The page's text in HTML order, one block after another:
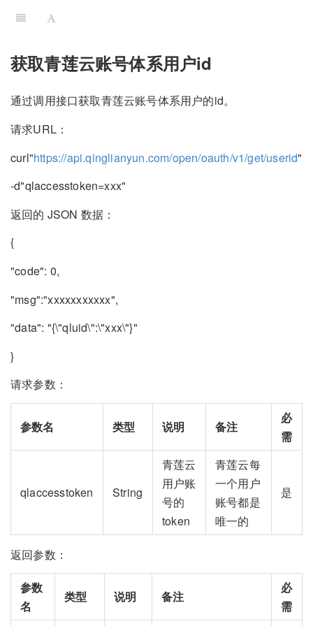
获取青莲云账号体系用户id
通过调用接口获取青莲云账号体系用户的id。
请求URL：
curl"https://api.qinglianyun.com/open/oauth/v1/get/userid"
-d"qlaccesstoken=xxx"
返回的 JSON 数据：
{
"code": 0,
"msg":"xxxxxxxxxxx",
"data": "{\"qluid\":\"xxx\"}"
}
请求参数：
参数名 类型 说明 备注
必
需
qlaccesstoken String
青莲云
用户账
号的
token
青莲云每
一个用户
账号都是
唯一的
是
返回参数：
参数
名
类型 说明 备注
必
需